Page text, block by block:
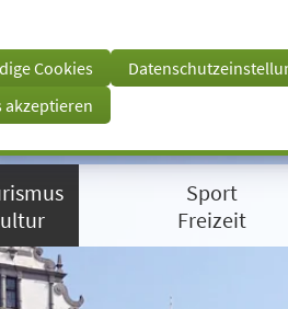
Cookies
akzeptieren
Sport
Freizeit